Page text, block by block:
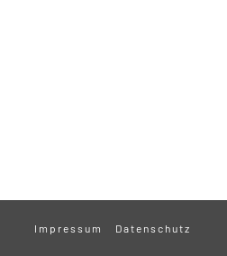
Impressum Datenschutz